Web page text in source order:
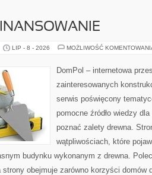
LIP - 8 - 2026 MOŻLIWOŚĆ
DomPol – internetowa
zainteresowanych
serwis poświęcony
pomocne źródło wiedzy
poznać zalety drewna.
wątpliwościach, które
budynku wykonanym z drewna.
strony obejmuje zarówno korzyści domów